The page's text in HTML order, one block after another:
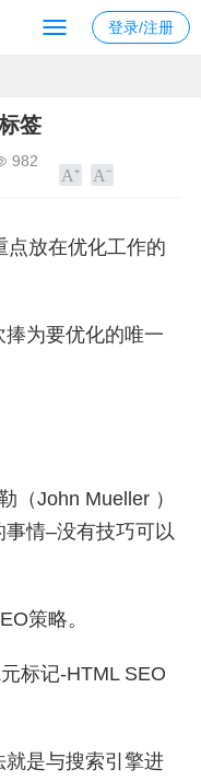
登录/注册
签
982
点放在优化工作的
为要优化的唯一
（John Mueller ）
情–没有技巧可以
策略。
标记-HTML SEO
是与搜索引擎进